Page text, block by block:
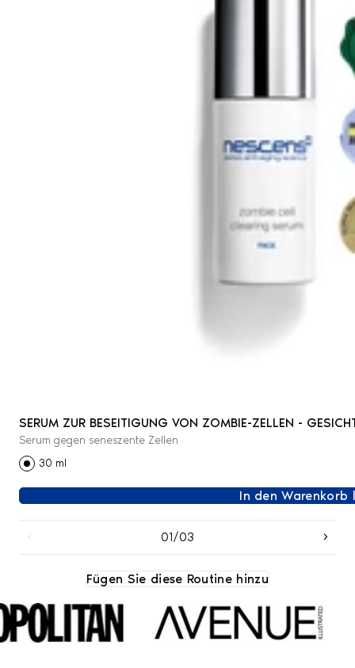
SERUM ZUR BESEITIGUNG VON ZOMBIE-ZELLEN -
Serum gegen seneszente Zellen
30 ml
In den Warenkorb
01/03
Fügen Sie diese Routine hinzu